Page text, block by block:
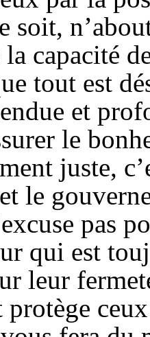
soit,
capacité
tout est
et
le
juste,
le
pas
qui est
leur
protège